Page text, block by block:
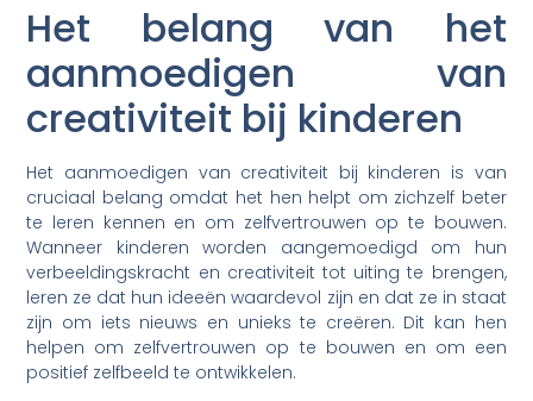
Het belang van het
aanmoedigen van
creativiteit bij kinderen
Het aanmoedigen van creativiteit bij kinderen is van
cruciaal belang omdat het hen helpt om zichzelf beter
te leren kennen en om zelfvertrouwen op te bouwen.
Wanneer kinderen worden aangemoedigd om hun
verbeeldingskracht en creativiteit tot uiting te brengen,
leren ze dat hun ideeën waardevol zijn en dat ze in staat
zijn om iets nieuws en unieks te creëren. Dit kan hen
helpen om zelfvertrouwen op te bouwen en om een
positief zelfbeeld te ontwikkelen.